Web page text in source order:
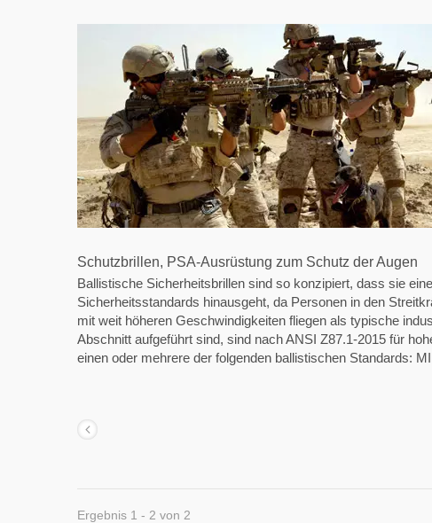
Schutzbrillen, PSA-Ausrüstung zum Schutz der Augen
Ballistische Sicherheitsbrillen sind so konzipiert, dass sie
Sicherheitsstandards hinausgeht, da Personen in den
mit weit höheren Geschwindigkeiten fliegen als typische
Abschnitt aufgeführt sind, sind nach ANSI Z87.1-2015 für
einen oder mehrere der folgenden ballistischen Standards:
Ergebnis 1 - 2 von 2